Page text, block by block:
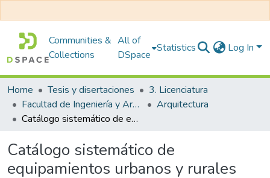
Communities &
Collections
All of
DSpace
Statistics Log In
Home Tesis y disertaciones
3. Licenciatura
Facultad de Ingeniería y Arquitectura
Arquitectura
Catálogo sistemático de equipamientos urbanos y rurales para la preservación del ecosistema agrícola y el agua en Huamachuco
Catálogo sistemático de
equipamientos urbanos y rurales